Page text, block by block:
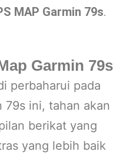
MAP Garmin 79s.
Garmin 79s
perbaharui pada
79s ini, tahan akan
berikat yang
yang lebih baik